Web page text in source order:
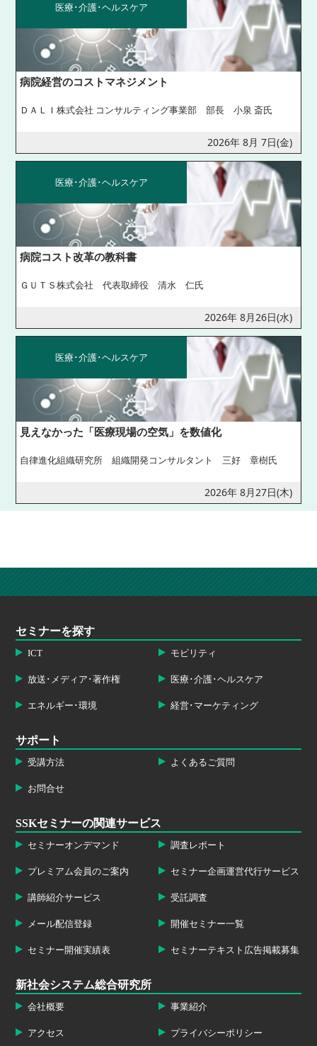
医療･介護･ヘルスケア
病院経営のコストマネジメント
ＤＡＬＩ株式会社 コンサルティング事業部 部長 小泉 斎氏
2026年 8月 7日(金)
医療･介護･ヘルスケア
病院コスト改革の教科書
ＧＵＴＳ株式会社 代表取締役 清水 仁氏
2026年 8月26日(水)
医療･介護･ヘルスケア
見えなかった「医療現場の空気」を数値化
自律進化組織研究所 組織開発コンサルタント 三好 章樹氏
2026年 8月27日(木)
セミナーを探す
ICT モビリティ
放送･メディア･著作権 医療･介護･ヘルスケア
エネルギー･環境 経営･マーケティング
サポート
受講方法 よくあるご質問
お問合せ
SSKセミナーの関連サービス
セミナーオンデマンド 調査レポート
プレミアム会員のご案内 セミナー企画運営代行サービス
講師紹介サービス 受託調査
メール配信登録 開催セミナー一覧
セミナー開催実績表 セミナーテキスト広告掲載募集
新社会システム総合研究所
会社概要 事業紹介
アクセス プライバシーポリシー